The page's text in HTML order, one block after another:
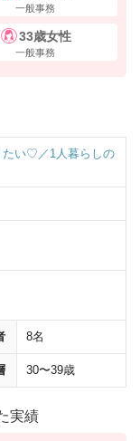
一般事務
33歳女性
一般事務
たい♡／1人暮らしの
8名
30〜39歳
実績